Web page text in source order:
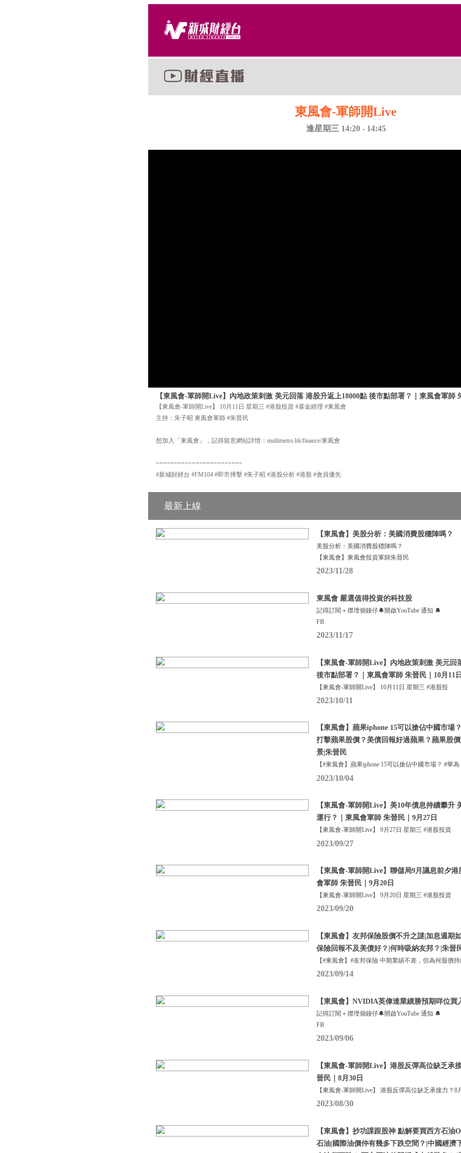
東風會-軍師開Live
逢星期三 14:20 - 14:45
【東風會-軍師開Live】內地政策刺激 美元回落 港股升返上18000點 後市點部署？｜東風會軍師
【東風會-軍師開Live】 10月11日 星期三 #港股投資 #基金經理 #東風會
主持：朱子昭 東風會軍師 #朱晉民
想加入「東風會」，記得留意網站詳情：multimetro.hk/finance/東風會
========================
#新城財經台 #FM104 #即市搏擊 #朱子昭 #港股分析 #港股 #會員優先
最新上線
【東風會】美股分析：美國消費股穩陣嗎？
美股分析：美國消費股穩陣嗎？
【東風會】東風會投資軍師朱晉民
2023/11/28
東風會 嚴選值得投資的科技股
記得訂閱＋㩒埋個鐘仔🔔開啟YouTube 通知 🔔
FB
2023/11/17
【東風會-軍師開Live】內地政策刺激 美元回
後市點部署？｜東風會軍師 朱晉民｜10月11日
【東風會-軍師開Live】 10月11日 星期三 #港股投
2023/10/11
【東風會】蘋果iphone 15可以搶佔中國市場
打擊蘋果股價？美債回報好過蘋果？蘋果股
景|朱晉民
【#東風會】蘋果iphone 15可以搶佔中國市場？ #華為
2023/10/04
【東風會-軍師開Live】美10年債息持續攀升
運行？｜東風會軍師 朱晉民｜9月27日
【東風會-軍師開Live】 9月27日 星期三 #港股投資
2023/09/27
【東風會-軍師開Live】聯儲局9月議息前夕
會軍師 朱晉民｜9月20日
【東風會-軍師開Live】 9月20日 星期三 #港股投資
2023/09/20
【東風會】友邦保險股價不升之謎|加息週期
保險回報不及美債好？|何時吸納友邦？|朱晉
【#東風會】#友邦保險 中期業績不差，但為何股價
2023/09/14
【東風會】NVIDIA英偉達業績勝預期咩位買
記得訂閱＋㩒埋個鐘仔🔔開啟YouTube 通知 🔔
FB
2023/09/06
【東風會-軍師開Live】港股反彈高位缺乏承
晉民｜8月30日
【東風會-軍師開Live】 港股反彈高位缺乏承接力？8
2023/08/30
【東風會】抄功課跟股神 點解要買西方石油
石油|國際油價仲有幾多下跌空間？|中國經濟